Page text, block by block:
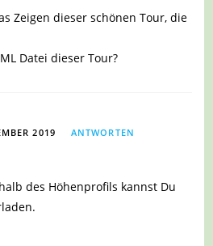
Zeigen dieser schönen Tour, die
Datei dieser Tour?
2019 ANTWORTEN
des Höhenprofils kannst Du